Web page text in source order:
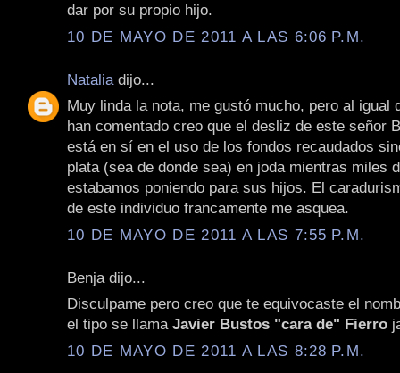
dar por su propio hijo.
10 DE MAYO DE 2011 A LAS 6:06 P.M.
Natalia dijo...
Muy linda la nota, me gustó mucho, pero al igual
han comentado creo que el desliz de este señor
está en sí en el uso de los fondos recaudados
plata (sea de donde sea) en joda mientras miles
estabamos poniendo para sus hijos. El
de este individuo francamente me asquea.
10 DE MAYO DE 2011 A LAS 7:55 P.M.
Benja dijo...
Disculpame pero creo que te equivocaste el
el tipo se llama Javier Bustos "cara de" Fierro
10 DE MAYO DE 2011 A LAS 8:28 P.M.